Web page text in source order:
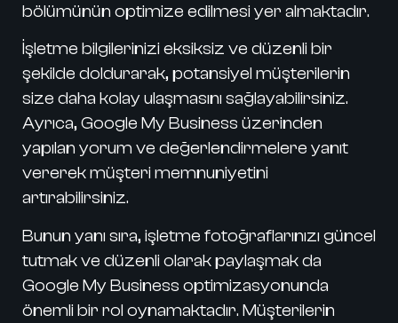
bölümünün optimize edilmesi yer almaktadır.
İşletme bilgilerinizi eksiksiz ve düzenli bir
şekilde doldurarak, potansiyel müşterilerin
size daha kolay ulaşmasını sağlayabilirsiniz.
Ayrıca, Google My Business üzerinden
yapılan yorum ve değerlendirmelere yanıt
vererek müşteri memnuniyetini
artırabilirsiniz.
Bunun yanı sıra, işletme fotoğraflarınızı güncel
tutmak ve düzenli olarak paylaşmak da
Google My Business optimizasyonunda
önemli bir rol oynamaktadır. Müşterilerin